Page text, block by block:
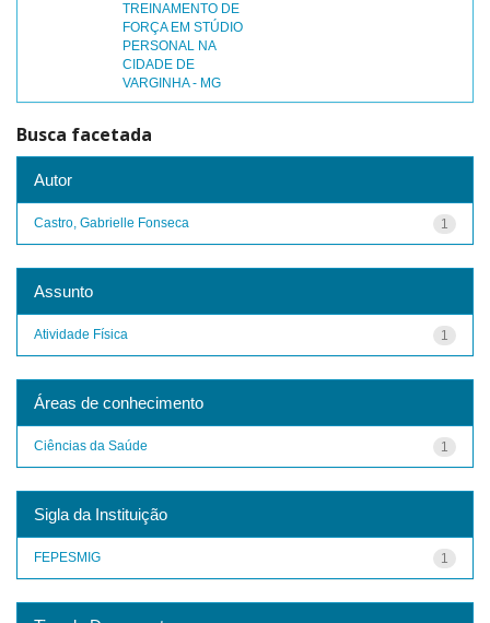
TREINAMENTO DE
FORÇA EM STÚDIO
PERSONAL NA
CIDADE DE
VARGINHA - MG
Busca facetada
Autor
1
Castro, Gabrielle Fonseca
Assunto
1
Atividade Física
Áreas de conhecimento
1
Ciências da Saúde
Sigla da Instituição
1
FEPESMIG